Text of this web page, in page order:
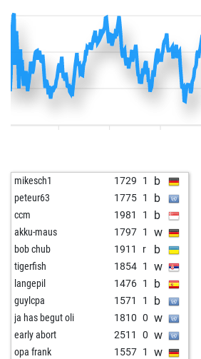
mikesch1 1729 1 b
peteur63 1775 1 b
ccm 1981 1 b
akku-maus 1797 1 w
bob chub 1911 r b
tigerfish 1854 1 w
langepil 1476 1 b
guylcpa 1571 1 b
ja has begut oli 1810 0 w
early abort 2511 0 w
opa frank 1557 1 w